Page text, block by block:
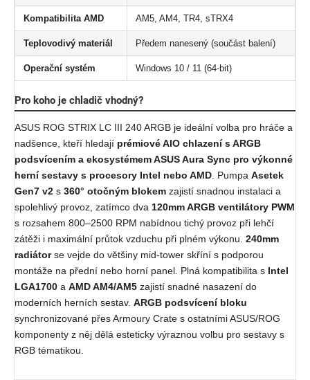
Kompatibilita AMD AM5, AM4, TR4, sTRX4
Teplovodivý materiál Předem nanesený (součást balení)
Operační systém Windows 10 / 11 (64-bit)
Pro koho je chladič vhodný?
ASUS ROG STRIX LC III 240 ARGB je ideální volba pro hráče a
nadšence, kteří hledají prémiové AIO chlazení s ARGB
podsvícením a ekosystémem ASUS Aura Sync pro výkonné
herní sestavy s procesory Intel nebo AMD. Pumpa Asetek
Gen7 v2 s 360° otočným blokem zajistí snadnou instalaci a
spolehlivý provoz, zatímco dva 120mm ARGB ventilátory PWM
s rozsahem 800–2500 RPM nabídnou tichý provoz při lehčí
zátěži i maximální průtok vzduchu při plném výkonu. 240mm
radiátorse vejde do většiny mid-tower skříní s podporou
montáže na přední nebo horní panel. Plná kompatibilita s Intel
LGA1700 a AMD AM4/AM5 zajistí snadné nasazení do
moderních herních sestav. ARGB podsvícení bloku
synchronizované přes Armoury Crate s ostatními ASUS/ROG
komponenty z něj dělá esteticky výraznou volbu pro sestavy s
RGB tématikou.